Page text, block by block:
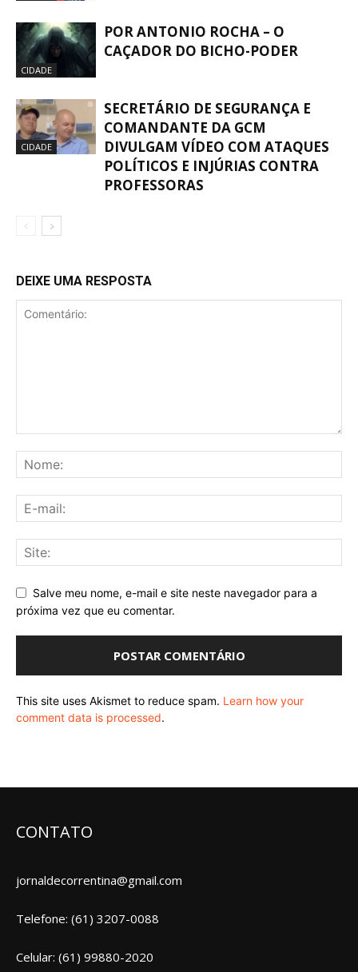
CIDADE
POR ANTONIO ROCHA – O
CAÇADOR DO BICHO-PODER
CIDADE
SECRETÁRIO DE SEGURANÇA E
COMANDANTE DA GCM
DIVULGAM VÍDEO COM ATAQUES
POLÍTICOS E INJÚRIAS CONTRA
PROFESSORAS
DEIXE UMA RESPOSTA
Salve meu nome, e-mail e site neste navegador para a
próxima vez que eu comentar.
This site uses Akismet to reduce spam. Learn how your
comment data is processed.
CONTATO
jornaldecorrentina@gmail.com
Telefone: (61) 3207-0088
Celular: (61) 99880-2020